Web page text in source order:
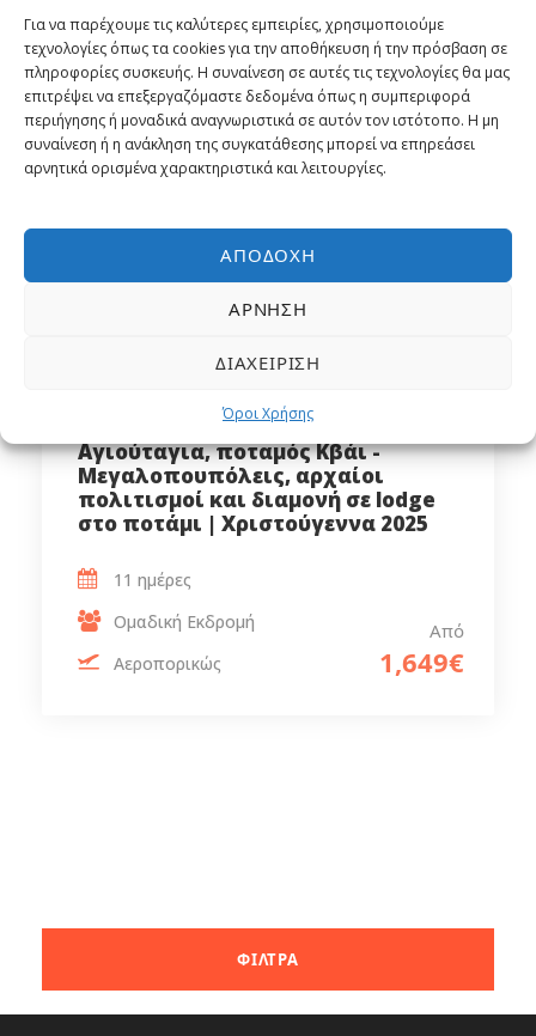
Για να παρέχουμε τις καλύτερες εμπειρίες, χρησιμοποιούμε
τεχνολογίες όπως τα cookies για την αποθήκευση ή την πρόσβαση σε
πληροφορίες συσκευής. Η συναίνεση σε αυτές τις τεχνολογίες θα μας
επιτρέψει να επεξεργαζόμαστε δεδομένα όπως η συμπεριφορά
περιήγησης ή μοναδικά αναγνωριστικά σε αυτόν τον ιστότοπο. Η μη
συναίνεση ή η ανάκληση της συγκατάθεσης μπορεί να επηρεάσει
αρνητικά ορισμένα χαρακτηριστικά και λειτουργίες.
ΑΠΟΔΟΧΉ
ΆΡΝΗΣΗ
ΔΙΑΧΕΊΡΙΣΗ
Όροι Χρήσης
Μπανγκόκ – Σιγκαπούρη
Αγιούταγια, ποταμός Κβάι -
Mεγαλοπουπόλεις, αρχαίοι
πολιτισμοί και διαμονή σε lodge
στο ποτάμι | Χριστούγεννα 2025
Από
1,649€
11 ημέρες
Ομαδική Εκδρομή
Αεροπορικώς